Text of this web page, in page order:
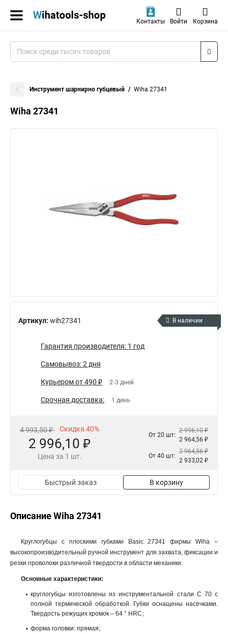
Контакты Войти Корзина
Инструмент шарнирно губцевый Wiha 27341
Wiha 27341
Артикул: wih27341 В наличии
Гарантия производителя: 1 год
Самовывоз: 2 дня
Курьером от 490 ₽ 2-3 дней
Срочная доставка: 1 день
4 993,50 ₽ Скидка 40%
2 996,10 ₽
Цена за 1 шт.
От 20 шт:
2 996,10 ₽
2 964,56 ₽
От 40 шт:
2 964,56 ₽
2 933,02 ₽
Быстрый заказ В корзину
Описание Wiha 27341
Круглогубцы с плоскими губками Basic 27341 фирмы Wiha –
высокопроизводительный ручной инструмент для захвата, фиксации и
резки проволоки различной твердости в области механики.
Основные характеристики:
круглогубцы изготовлены из инструментальной стали C 70 с
полной термической обработкой. Губки оснащены насечками.
Твердость режущих кромок – 64 ° HRC;
форма головки: прямая;